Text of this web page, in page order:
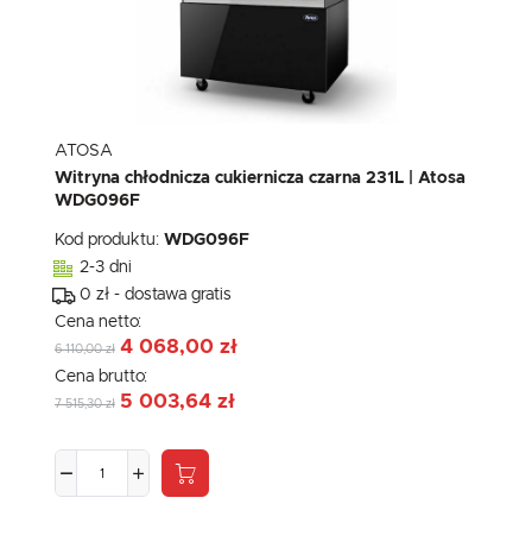
ATOSA
Witryna chłodnicza cukiernicza czarna 231L | Atosa
WDG096F
Kod produktu: WDG096F
2-3 dni
0 zł - dostawa gratis
Cena netto:
6 110,00 zł 4 068,00 zł
Cena brutto:
7 515,30 zł 5 003,64 zł
formie zanonimizowanej. Wyrażenie zgody na analityczne pliki cookies
dostępność wszystkich funkcjonalności.
aktualności na stronach naszych partnerów.
Promocyjne pliki cookies służą do prezentowania Ci naszych komunikatów na
podstawie analizy Twoich upodobań oraz Twoich zwyczajów dotyczących
trzecich lub firm będących naszymi partnerami oraz innych dostawców usług.
działają w charakterze pośredników prezentujących nasze treści w postaci
ofert, komunikatów mediów społecznościowych.